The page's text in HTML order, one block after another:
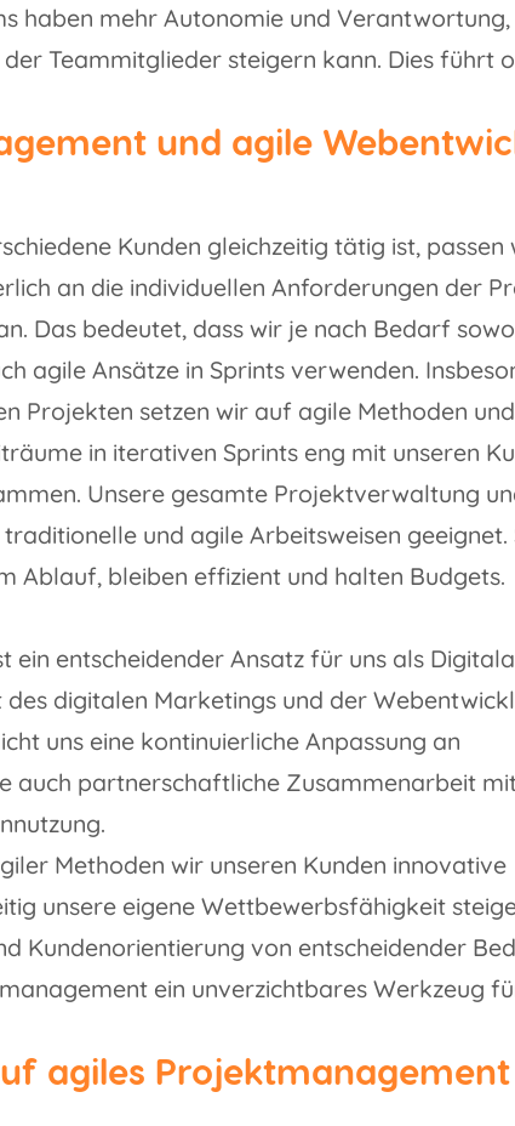
haben mehr Autonomie und
Teammitglieder steigern kann. Dies führt
und agile
Kunden gleichzeitig tätig ist, passen
an die individuellen Anforderungen der
Das bedeutet, dass wir je nach Bedarf
agile Ansätze in Sprints verwenden.
Projekten setzen wir auf agile Methoden und
in iterativen Sprints eng mit unseren
Unsere gesamte Projektverwaltung
und agile Arbeitsweisen geeignet.
Ablauf, bleiben effizient und halten Budgets.
ein entscheidender Ansatz für uns als
digitalen Marketings und der
uns eine kontinuierliche Anpassung an
auch partnerschaftliche Zusammenarbeit
Methoden wir unseren Kunden innovative
unsere eigene Wettbewerbsfähigkeit
Kundenorientierung von entscheidender
ein unverzichtbares Werkzeug
agiles Projektmanagement